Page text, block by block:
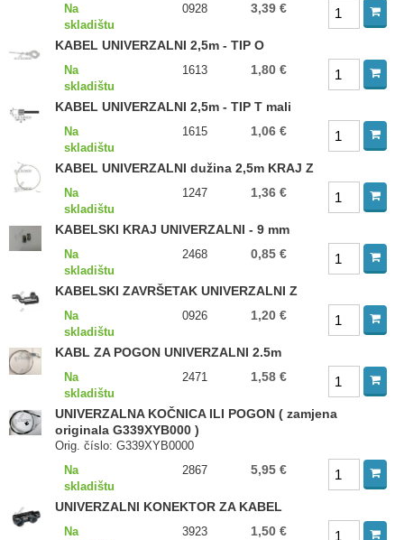
Na
skladištu
0928 3,39 €
KABEL UNIVERZALNI 2,5m - TIP O
Na
skladištu
1613 1,80 €
KABEL UNIVERZALNI 2,5m - TIP T mali
Na
skladištu
1615 1,06 €
KABEL UNIVERZALNI dužina 2,5m KRAJ Z
Na
skladištu
1247 1,36 €
KABELSKI KRAJ UNIVERZALNI - 9 mm
Na
skladištu
2468 0,85 €
KABELSKI ZAVRŠETAK UNIVERZALNI Z
Na
skladištu
0926 1,20 €
KABL ZA POGON UNIVERZALNI 2.5m
Na
skladištu
2471 1,58 €
UNIVERZALNA KOČNICA ILI POGON ( zamjena
originala G339XYB000 )
Orig. číslo: G339XYB0000
Na
skladištu
2867 5,95 €
UNIVERZALNI KONEKTOR ZA KABEL
Na
3923 1,50 €